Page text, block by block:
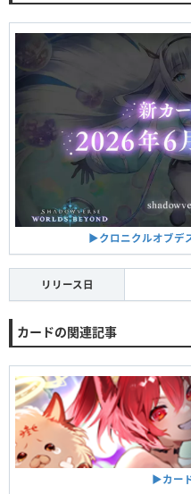
▶︎クロニクルオブデ
リリース日
カードの関連記事
▶︎カー